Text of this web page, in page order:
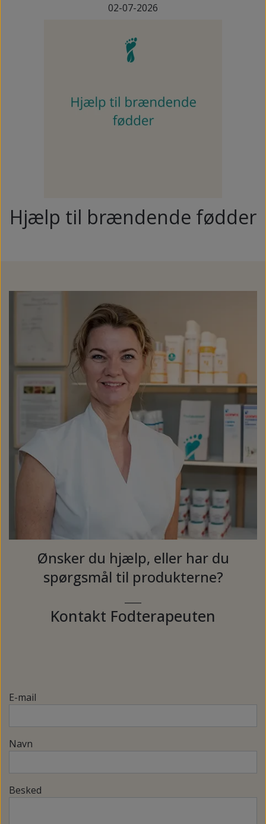
02-07-2026
Hjælp til brændende fødder
Ønsker du hjælp, eller har du
spørgsmål til produkterne?
Kontakt Fodterapeuten
E-mail
Navn
Besked